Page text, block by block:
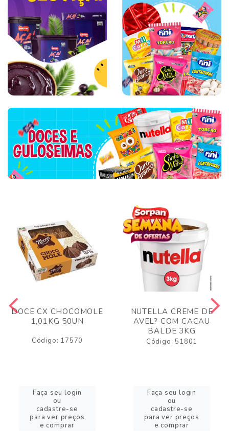
DOCE CX CHOCOMOLE
1,01KG 50UN
Código: 17570
Faça seu login
ou
cadastre-se
para ver preços
e comprar
NUTELLA CREME DE
AVEL? COM CACAU
BALDE 3KG
Código: 51801
Faça seu login
ou
cadastre-se
para ver preços
e comprar